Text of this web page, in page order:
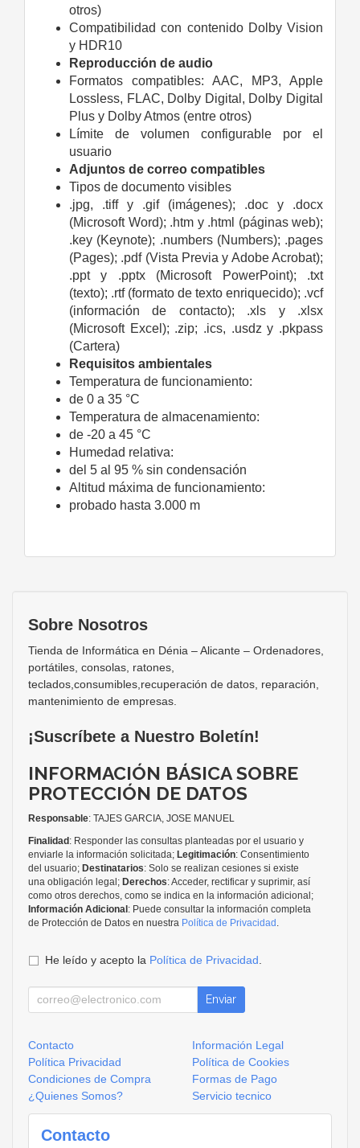
otros)
Compatibilidad con contenido Dolby Vision
y HDR10
Reproducción de audio
Formatos compatibles: AAC, MP3, Apple
Lossless, FLAC, Dolby Digital, Dolby Digital
Plus y Dolby Atmos (entre otros)
Límite de volumen configurable por el
usuario
Adjuntos de correo compatibles
Tipos de documento visibles
.jpg, .tiff y .gif (imágenes); .doc y .docx
(Microsoft Word); .htm y .html (páginas web);
.key (Keynote); .numbers (Numbers); .pages
(Pages); .pdf (Vista Previa y Adobe Acrobat);
.ppt y .pptx (Microsoft PowerPoint); .txt
(texto); .rtf (formato de texto enriquecido); .vcf
(información de contacto); .xls y .xlsx
(Microsoft Excel); .zip; .ics, .usdz y .pkpass
(Cartera)
Requisitos ambientales
Temperatura de funcionamiento:
de 0 a 35 °C
Temperatura de almacena­miento:
de -20 a 45 °C
Humedad relativa:
del 5 al 95 % sin condensación
Altitud máxima de funcionamiento:
probado hasta 3.000 m
Sobre Nosotros
Tienda de Informática en Dénia – Alicante – Ordenadores,
portátiles, consolas, ratones,
teclados,consumibles,recuperación de datos, reparación,
mantenimiento de empresas.
¡Suscríbete a Nuestro Boletín!
INFORMACIÓN BÁSICA SOBRE
PROTECCIÓN DE DATOS
Responsable: TAJES GARCIA, JOSE MANUEL
Finalidad : Responder las consultas planteadas por el usuario y
enviarle la información solicitada; Legitimación: Consentimiento
del usuario; Destinatarios: Solo se realizan cesiones si existe
una obligación legal; Derechos: Acceder, rectificar y suprimir, así
como otros derechos, como se indica en la información adicional;
Información Adicional : Puede consultar la información completa
de Protección de Datos en nuestra Política de Privacidad
He leído y acepto la Política de Privacidad
Enviar
Contacto
Información Legal
Política Privacidad
Política de Cookies
Condiciones de Compra
Formas de Pago
¿Quienes Somos?
Servicio tecnico
Contacto